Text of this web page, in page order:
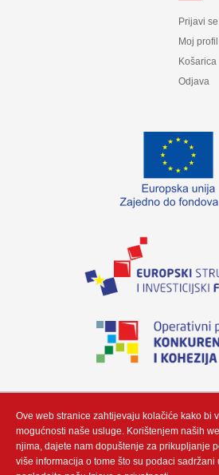
Prijavi se
Moj profil
Košarica
Odjava
„Izradu internetske stranice sufinancirala je
Neutrino Tau d.o.o“
Copyright (c) by Neutrino Tau d.o.o -
Ove web stranice zahtijevaju kolačiće kako bi
mogućnosti naše usluge. Korištenjem naših
njima, dajete nam dopuštenje za prikupljanje
više informacija o tome što su podaci sadržani